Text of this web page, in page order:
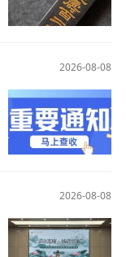
2026-08-08
2026-08-08